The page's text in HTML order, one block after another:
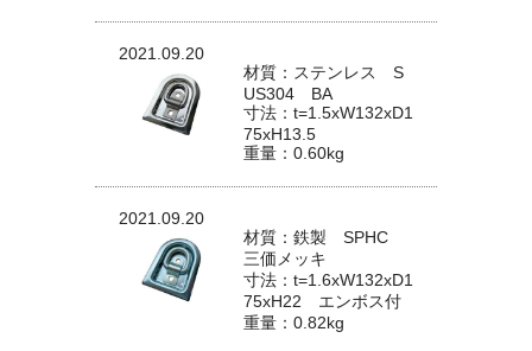
2021.09.20
材質：ステンレス S
US304 BA
寸法：t=1.5xW132xD1
75xH13.5
重量：0.60kg
2021.09.20
材質：鉄製 SPHC
三価メッキ
寸法：t=1.6xW132xD1
75xH22 エンボス付
重量：0.82kg